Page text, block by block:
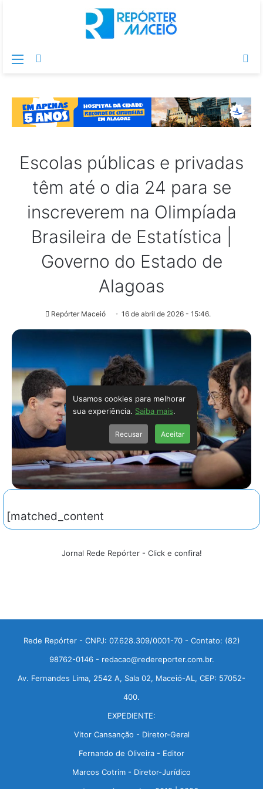
Menu
Escolas públicas e privadas
têm até o dia 24 para se
inscreverem na Olimpíada
Brasileira de Estatística |
Governo do Estado de
Alagoas
Repórter Maceió 16 de abril de 2026 - 15:46.
[matched_content
Jornal Rede Repórter - Click e confira!
Rede Repórter - CNPJ: 07.628.309/0001-70 - Contato: (82)
98762-0146 - redacao@redereporter.com.br.
Av. Fernandes Lima, 2542 A, Sala 02, Maceió-AL, CEP: 57052-
400.
EXPEDIENTE:
Vitor Cansanção - Diretor-Geral
Fernando de Oliveira - Editor
Marcos Cotrim - Diretor-Jurídico
Usamos cookies para melhorar
sua experiência. Saiba mais
Recusar Aceitar